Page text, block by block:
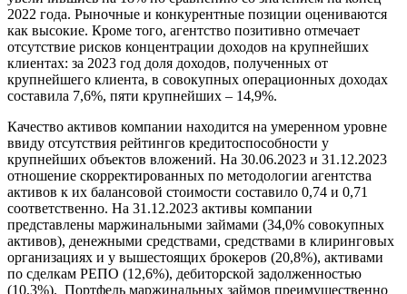
2022 года. Рыночные и конкурентные позиции оцениваются
как высокие. Кроме того, агентство позитивно отмечает
отсутствие рисков концентрации доходов на крупнейших
клиентах: за 2023 год доля доходов, полученных от
крупнейшего клиента, в совокупных операционных доходах
составила 7,6%, пяти крупнейших – 14,9%.
Качество активов компании находится на умеренном уровне
ввиду отсутствия рейтингов кредитоспособности у
крупнейших объектов вложений. На 30.06.2023 и 31.12.2023
отношение скорректированных по методологии агентства
активов к их балансовой стоимости составило 0,74 и 0,71
соответственно. На 31.12.2023 активы компании
представлены маржинальными займами (34,0% совокупных
активов), денежными средствами, средствами в клиринговых
организациях и у вышестоящих брокеров (20,8%), активами
по сделкам РЕПО (12,6%), дебиторской задолженностью
(10,3%). Портфель маржинальных займов преимущественно